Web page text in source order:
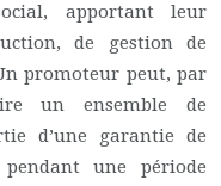
apportant leur
de gestion de
promoteur peut, par
un ensemble de
d’une garantie de
une période